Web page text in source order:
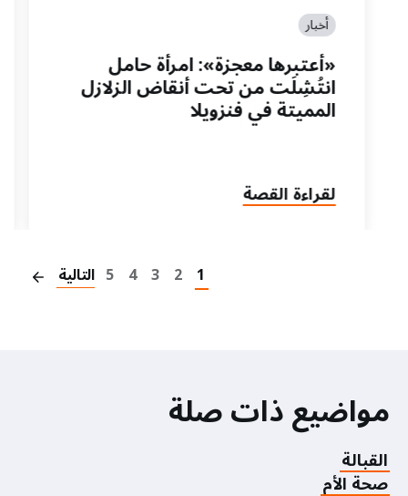
أخبار
«أعتبرها معجزة»: امرأة حامل
انتُشِلَت من تحت أنقاض الزلازل
المميتة في فنزويلا
لقراءة القصة
1
2
3
4
5 التالية
مواضيع ذات صلة
القبالة
صحة الأم